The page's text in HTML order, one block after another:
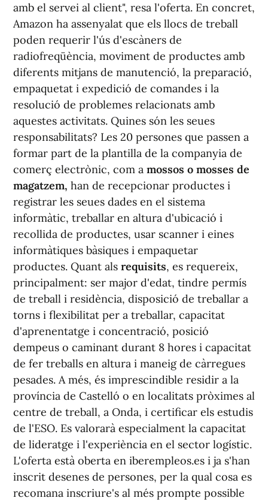
amb el servei al client", resa l'oferta. En concret,
Amazon ha assenyalat que els llocs de treball
poden requerir l'ús d'escàners de
radiofreqüència, moviment de productes amb
diferents mitjans de manutenció, la preparació,
empaquetat i expedició de comandes i la
resolució de problemes relacionats amb
aquestes activitats. Quines són les seues
responsabilitats? Les 20 persones que passen a
formar part de la plantilla de la companyia de
comerç electrònic, com a mossos o mosses de
magatzem, han de recepcionar productes i
registrar les seues dades en el sistema
informàtic, treballar en altura d'ubicació i
recollida de productes, usar scanner i eines
informàtiques bàsiques i empaquetar
productes. Quant als requisits, es requereix,
principalment: ser major d'edat, tindre permís
de treball i residència, disposició de treballar a
torns i flexibilitat per a treballar, capacitat
d'aprenentatge i concentració, posició
dempeus o caminant durant 8 hores i capacitat
de fer treballs en altura i maneig de càrregues
pesades. A més, és imprescindible residir a la
província de Castelló o en localitats pròximes al
centre de treball, a Onda, i certificar els estudis
de l'ESO. Es valorarà especialment la capacitat
de lideratge i l'experiència en el sector logístic.
L'oferta està oberta en iberempleos.es i ja s'han
inscrit desenes de persones, per la qual cosa es
recomana inscriure's al més prompte possible